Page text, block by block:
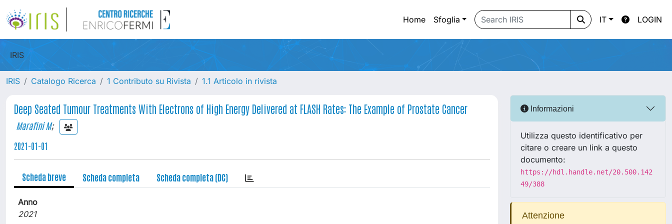
Home Sfoglia IT LOGIN
IRIS
IRIS Catalogo Ricerca 1 Contributo su Rivista 1.1 Articolo in rivista
Deep Seated Tumour Treatments With Electrons of High Energy Delivered at FLASH Rates: The Example of Prostate Cancer
Marafini M;
2021-01-01
Scheda breve Scheda completa Scheda completa (DC)
Anno
2021
Informazioni
Utilizza questo identificativo per
citare o creare un link a questo
documento:
https://hdl.handle.net/20.500.142
49/388
Attenzione